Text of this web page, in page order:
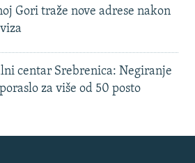
Gori traže nove adrese nakon
centar Srebrenica: Negiranje
za više od 50 posto